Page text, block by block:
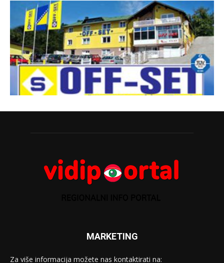
MARKETING
Za više informacija možete nas kontaktirati na: